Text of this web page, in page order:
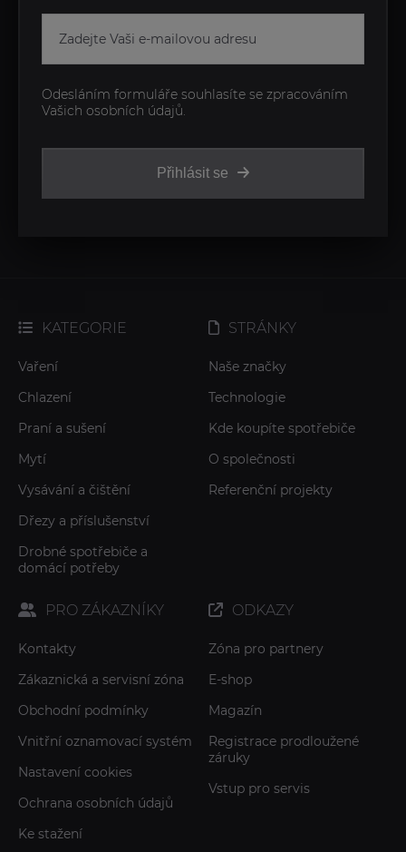
Přihlásit se
Odesláním formuláře souhlasíte se zpracováním
Vašich osobních údajů.
KATEGORIE
Vaření
Chlazení
Praní a sušení
Mytí
Vysávání a čištění
Dřezy a příslušenství
Drobné spotřebiče a
domácí potřeby
STRÁNKY
Naše značky
Technologie
Kde koupíte spotřebiče
O společnosti
Referenční projekty
PRO ZÁKAZNÍKY
Kontakty
Zákaznická a servisní zóna
Obchodní podmínky
Vnitřní oznamovací systém
Nastavení cookies
Ochrana osobních údajů
Ke stažení
ODKAZY
Zóna pro partnery
E-shop
Magazín
Registrace prodloužené
záruky
Vstup pro servis